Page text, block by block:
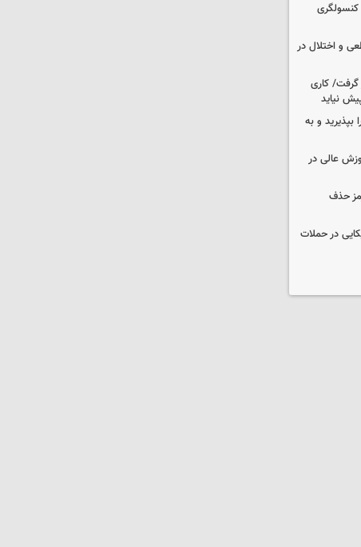
کنسولگری
و اختلال در
گرفت/ کاری
نیاید
بپذیرید و به
عالی در
حذف
آمریکایی در حملات